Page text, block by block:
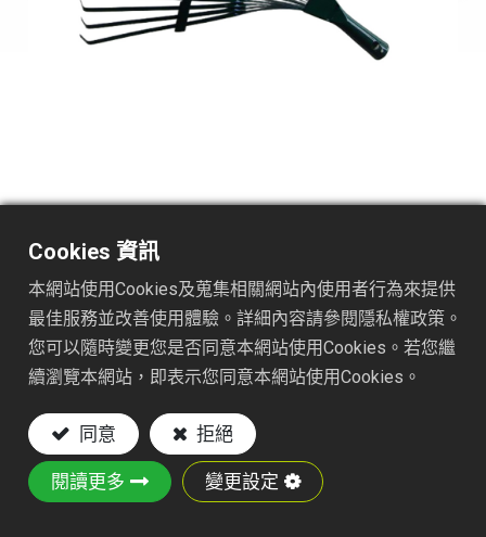
22Tx16-1/2" STEEL LAWN RAKE
Key Features:
Material: Steel wire tines and iron plate
Powder - Coated Finish: Rust-resistant
Socket-Style Mount: Compatible with 7/8"
handles (handle not included)
Versatile Use: Suitable for raking leaves,
grass clippings, and light garden debris
Cookies 資訊
本網站使用Cookies及蒐集相關網站內使用者行為來提供
最佳服務並改善使用體驗。詳細內容請參閱隱私權政策。
您可以隨時變更您是否同意本網站使用Cookies。若您繼
續瀏覽本網站，即表示您同意本網站使用Cookies。
同意 拒絕
閱讀更多 變更設定